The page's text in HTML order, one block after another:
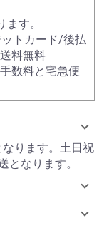
す。
トカード/後払
料無料
数料と宅急便
ります。土日祝
となります。